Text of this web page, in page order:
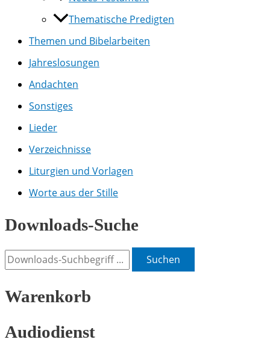
Thematische Predigten
Themen und Bibelarbeiten
Jahreslosungen
Andachten
Sonstiges
Lieder
Verzeichnisse
Liturgien und Vorlagen
Worte aus der Stille
Downloads-Suche
Suchen
Warenkorb
Audiodienst